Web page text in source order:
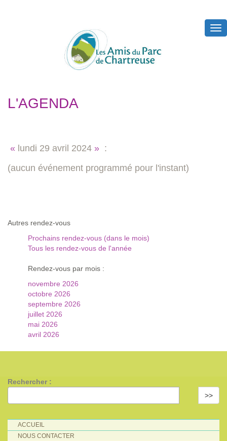
L'AGENDA
« lundi 29 avril 2024 » :
(aucun événement programmé pour l'instant)
Autres rendez-vous
Prochains rendez-vous (dans le mois)
Tous les rendez-vous de l'année
Rendez-vous par mois :
novembre 2026
octobre 2026
septembre 2026
juillet 2026
mai 2026
avril 2026
Rechercher :
>>
ACCUEIL
NOUS CONTACTER